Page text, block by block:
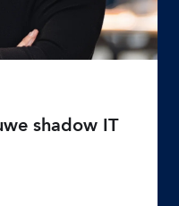
shadow IT